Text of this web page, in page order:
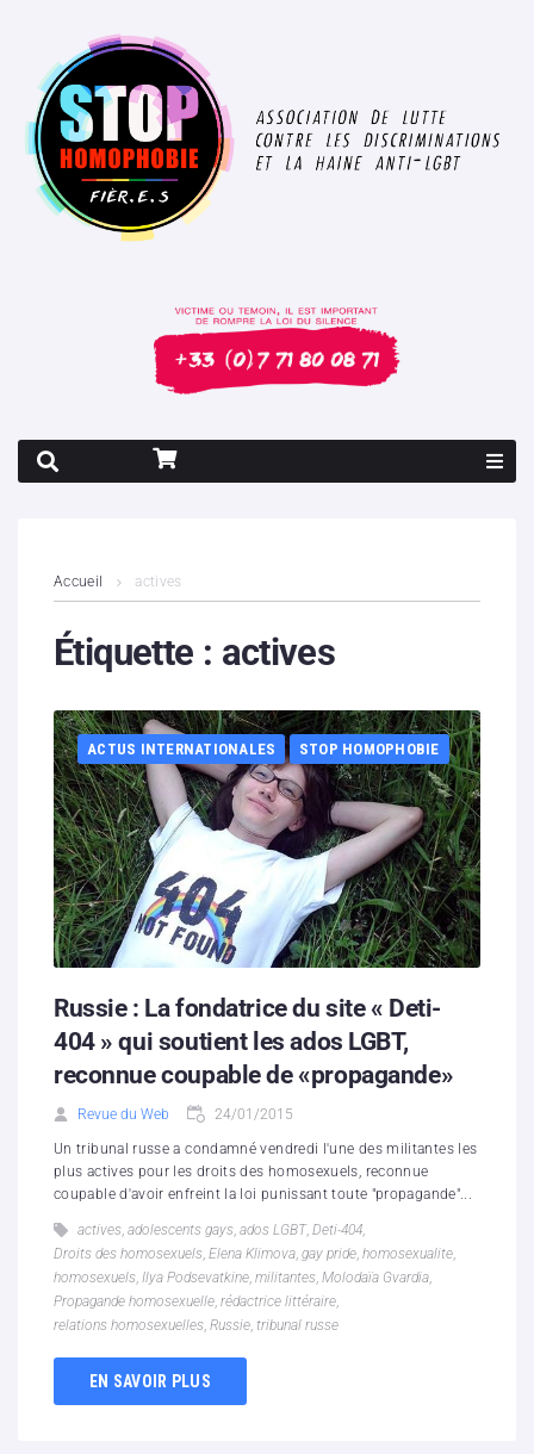
Contenus litigieux
Boutique
Partenaires
Contacts
Hébergement solidaire
Accueil actives
Étiquette : actives
ACTUS INTERNATIONALES STOP HOMOPHOBIE
Russie : La fondatrice du site « Deti-
404 » qui soutient les ados LGBT,
reconnue coupable de «propagande»
Revue du Web 24/01/2015
Un tribunal russe a condamné vendredi l'une des militantes les
plus actives pour les droits des homosexuels, reconnue
coupable d'avoir enfreint la loi punissant toute "propagande"...
actives, adolescents gays, ados LGBT, Deti-404,
Droits des homosexuels, Elena Klimova, gay pride, homosexualite,
homosexuels, Ilya Podsevatkine, militantes, Molodaïa Gvardia,
Propagande homosexuelle, rédactrice littéraire,
relations homosexuelles, Russie, tribunal russe
EN SAVOIR PLUS